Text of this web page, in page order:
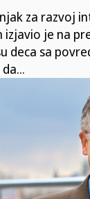
za razvoj
izjavio je na
deca sa